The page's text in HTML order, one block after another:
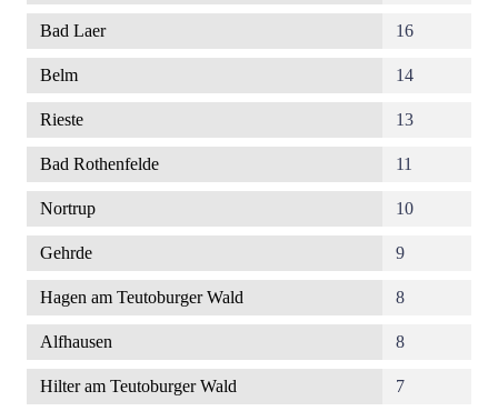
Bad Laer 16
Belm 14
Rieste 13
Bad Rothenfelde 11
Nortrup 10
Gehrde 9
Hagen am Teutoburger Wald 8
Alfhausen 8
Hilter am Teutoburger Wald 7